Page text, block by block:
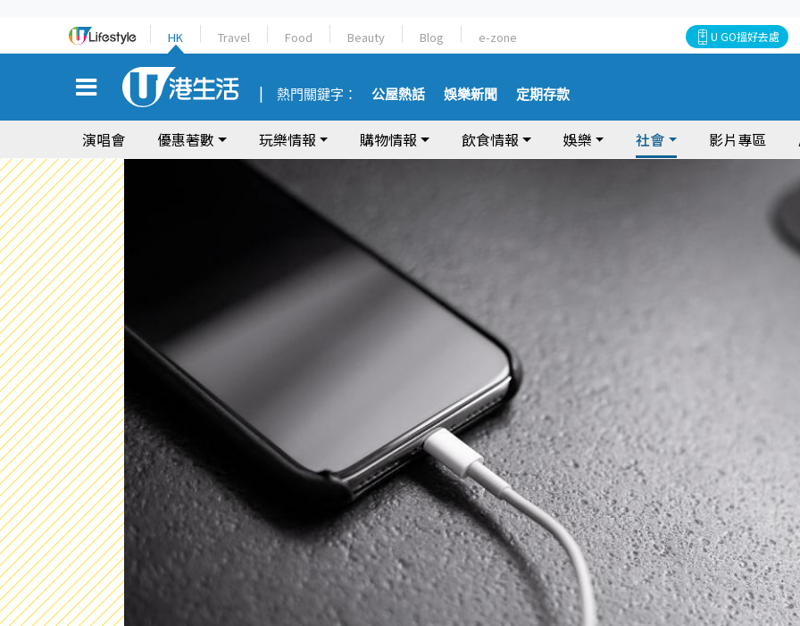
HK Travel Food Beauty Blog e-zone U GO搵好去處
熱門關鍵字： 公屋熱話 娛樂新聞 定期存款
演唱會 優惠著數 玩樂情報 購物情報 飲食情報 娛樂 社會 影片專區